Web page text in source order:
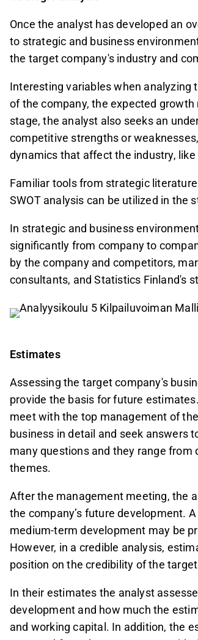
Once the analyst has developed an
to strategic and business
the target company's industry and
Interesting variables when analyzing
of the company, the expected
stage, the analyst also seeks an
competitive strengths or
dynamics that affect the industry,
Familiar tools from strategic
SWOT analysis can be utilized in the
In strategic and business
significantly from company to
by the company and competitors,
consultants, and Statistics Finland's
Estimates
Assessing the target company's
provide the basis for future
meet with the top management of
business in detail and seek answers
many questions and they range
themes.
After the management meeting, the
the company’s future development.
medium-term development may be
However, in a credible analysis,
position on the credibility of the
In their estimates the analyst
development and how much the
and working capital. In addition, the